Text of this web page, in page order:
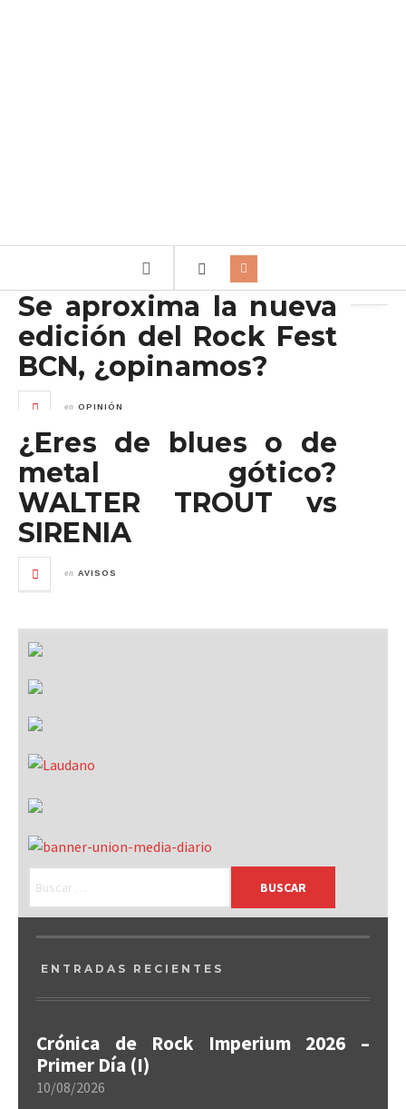
Se aproxima la nueva
edición del Rock Fest
BCN, ¿opinamos?
en OPINIÓN
¿Eres de blues o de
metal gótico?
WALTER TROUT vs
SIRENIA
en AVISOS
ENTRADAS RECIENTES
Crónica de Rock Imperium 2026 –
Primer Día (I)
10/08/2026